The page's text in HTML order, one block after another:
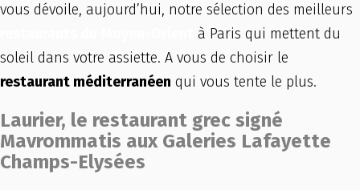
vous dévoile, aujourd’hui, notre sélection des meilleurs
à Paris qui mettent du
soleil dans votre assiette. A vous de choisir le
restaurant méditerranéen qui vous tente le plus.
Laurier, le restaurant grec signé
Mavrommatis aux Galeries Lafayette
Champs-Elysées